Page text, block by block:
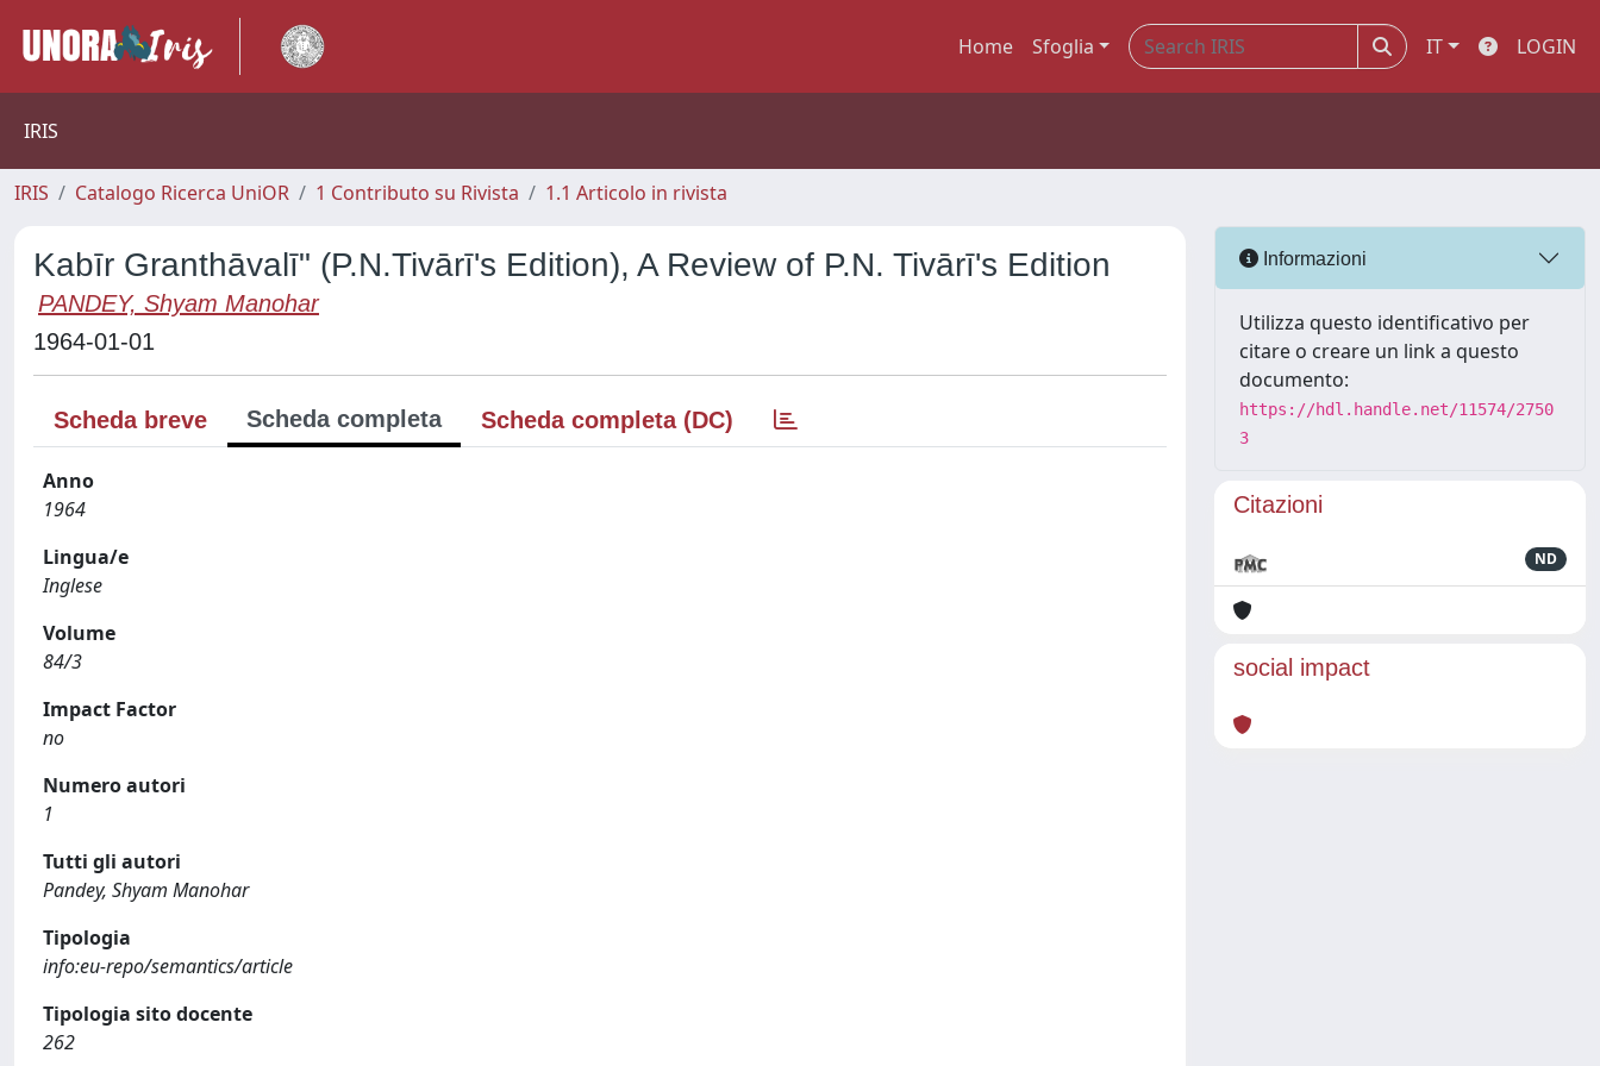
Home Sfoglia IT LOGIN
IRIS
IRIS Catalogo Ricerca UniOR 1 Contributo su Rivista 1.1 Articolo in rivista
Kabīr Granthāvalī" (P.N.Tivārī's Edition), A Review of P.N. Tivārī's Edition
PANDEY, Shyam Manohar
1964-01-01
Scheda breve Scheda completa Scheda completa (DC)
Anno
1964
Lingua/e
Inglese
Volume
84/3
Impact Factor
no
Numero autori
1
Tutti gli autori
Pandey, Shyam Manohar
Tipologia
info:eu-repo/semantics/article
Tipologia sito docente
262
Informazioni
Utilizza questo identificativo per
citare o creare un link a questo
documento:
https://hdl.handle.net/11574/2750
3
Citazioni
ND
social impact